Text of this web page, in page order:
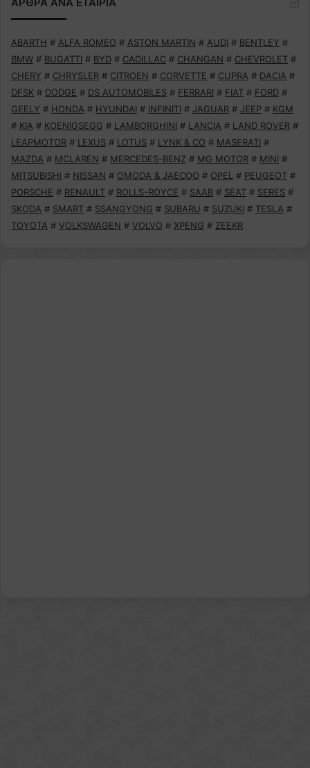
ABARTH # ALFA ROMEO # ASTON MARTIN # AUDI # BENTLEY #
BMW # BUGATTI # BYD # CADILLAC # CHANGAN # CHEVROLET #
CHERY # CHRYSLER # CITROEN # CORVETTE # CUPRA # DACIA #
DFSK # DODGE # DS AUTOMOBILES # FERRARI # FIAT # FORD #
GEELY # HONDA # HYUNDAI # INFINITI # JAGUAR # JEEP # KGM
# KIA # KOENIGSEGG # LAMBORGHINI # LANCIA # LAND ROVER #
LEAPMOTOR # LEXUS # LOTUS # LYNK & CO # MASERATI #
MAZDA # MCLAREN # MERCEDES-BENZ # MG MOTOR # MINI #
MITSUBISHI # NISSAN # OMODA & JAECOO # OPEL # PEUGEOT #
PORSCHE # RENAULT # ROLLS-ROYCE # SAAB # SEAT # SERES #
SKODA # SMART # SSANGYONG # SUBARU # SUZUKI # TESLA #
TOYOTA # VOLKSWAGEN # VOLVO # XPENG # ZEEKR